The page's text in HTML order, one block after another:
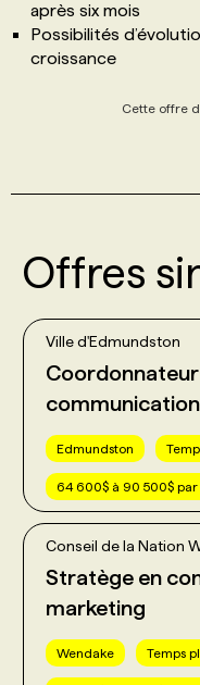
après six mois
Possibilités
croissance
Cette offre
Offres
Ville d'Edmundston
Edmundston
64 600$ à 90 500$ par
Conseil de la Nation
Stratège en
marketing
Wendake Temps